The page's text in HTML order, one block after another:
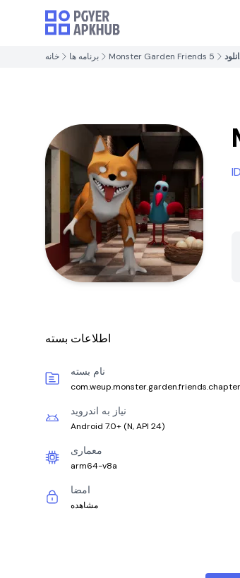
خانه برنامه ها Monster Garden Friends 5
اطلاعات بسته
نام بسته
نیاز به اندروید
Android 7.0+ (N, API 24)
معماری
arm64-v8a
امضا
مشاهده